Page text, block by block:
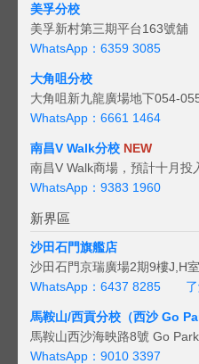
美孚分校
美孚新村第三期平台163號舖
WhatsApp：6359 3085
大角咀分校
大角咀新九龍廣場地下054-
WhatsApp：6661 1464
南昌V Walk分校 NEW
南昌V Walk商場，預計十月投
WhatsApp：9383 1960
新界區
沙田石門旗艦店
沙田石門京瑞廣場2期9樓J,H室
WhatsApp：6437 8285
馬鞍山/西貢分校（西沙 Go
馬鞍山西沙海映路8號 Go
WhatsApp：9010 3397